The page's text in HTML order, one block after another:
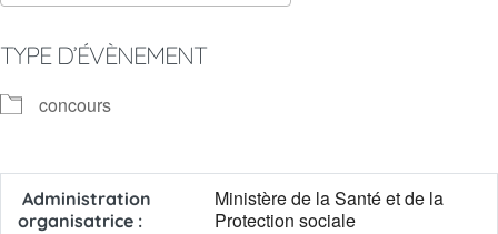
TYPE D’ÉVÈNEMENT
concours
Administration
organisatrice :
Ministère de la Santé et de la
Protection sociale